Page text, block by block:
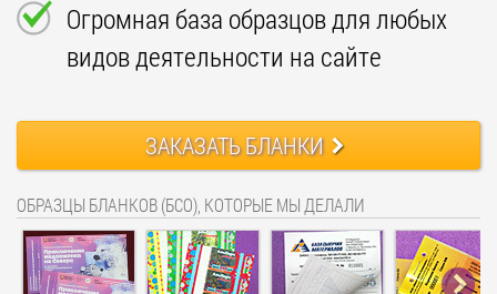
Огромная база образцов для любых
видов деятельности на сайте
ЗАКАЗАТЬ БЛАНКИ
ОБРАЗЦЫ БЛАНКОВ (БСО), КОТОРЫЕ МЫ ДЕЛАЛИ